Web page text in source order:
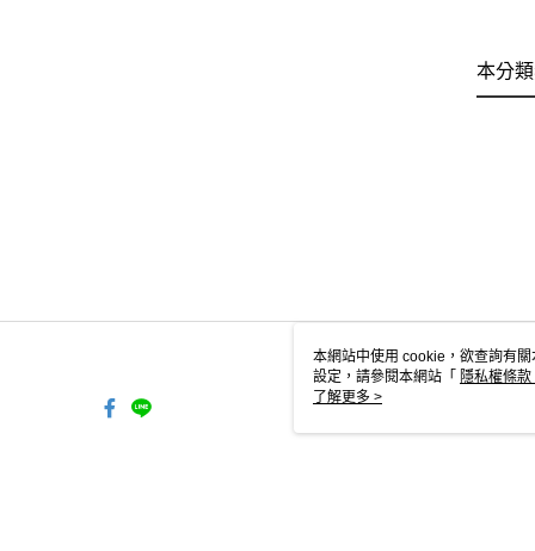
本分
本網站中使用 cookie，欲查詢有
設定，請參閱本網站「 隱私權條款
使用 cookie。
了解更多 >